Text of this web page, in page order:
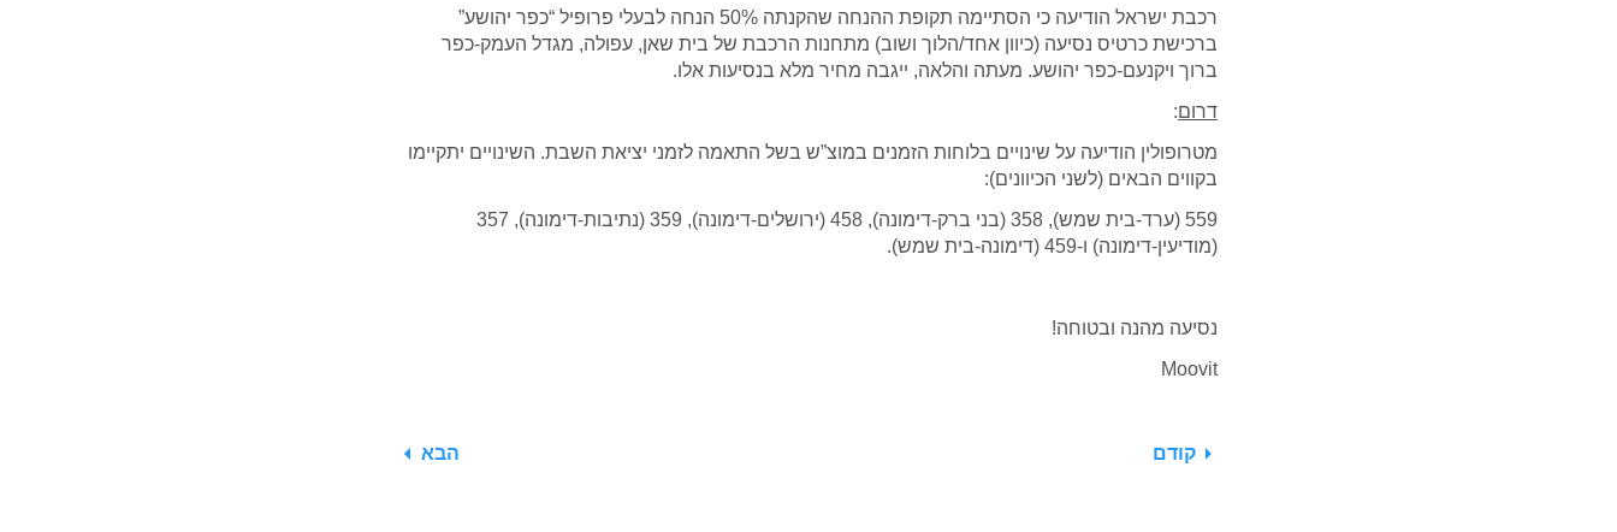
רכבת ישראל הודיעה כי הסתיימה תקופת ההנחה שהקנתה 50% הנחה לבעלי פרופיל “כפר יהושע”
ברכישת כרטיס נסיעה (כיוון אחד/הלוך ושוב) מתחנות הרכבת של בית שאן, עפולה, מגדל העמק-כפר
ברוך ויקנעם-כפר יהושע. מעתה והלאה, ייגבה מחיר מלא בנסיעות אלו.
דרום:
מטרופולין הודיעה על שינויים בלוחות הזמנים במוצ”ש בשל התאמה לזמני יציאת השבת. השינויים יתקיימו
בקווים הבאים (לשני הכיוונים):
559 (ערד-בית שמש), 358 (בני ברק-דימונה), 458 (ירושלים-דימונה), 359 (נתיבות-דימונה), 357
(מודיעין-דימונה) ו-459 (דימונה-בית שמש).
נסיעה מהנה ובטוחה!
Moovit
קודם הבא